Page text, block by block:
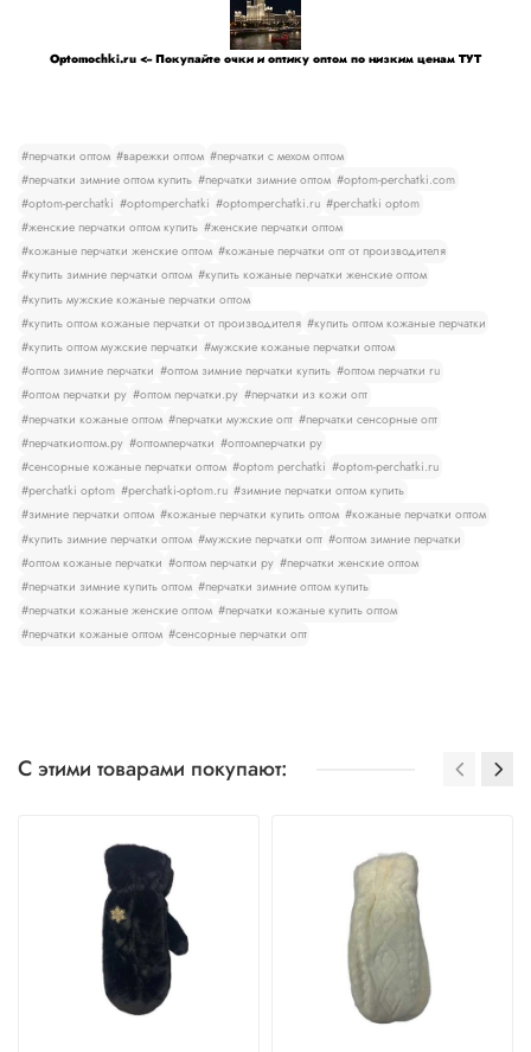
Optomochki.ru <-- Покупайте очки и оптику оптом по низким ценам ТУТ
#перчатки оптом #варежки оптом #перчатки с мехом оптом
#перчатки зимние оптом купить #перчатки зимние оптом #optom-perchatki.com
#optom-perchatki #optomperchatki #optomperchatki.ru #perchatki optom
#женские перчатки оптом купить #женские перчатки оптом
#кожаные перчатки женские оптом #кожаные перчатки опт от производителя
#купить зимние перчатки оптом #купить кожаные перчатки женские оптом
#купить мужские кожаные перчатки оптом
#купить оптом кожаные перчатки от производителя #купить оптом кожаные перчатки
#купить оптом мужские перчатки #мужские кожаные перчатки оптом
#оптом зимние перчатки #оптом зимние перчатки купить #оптом перчатки ru
#оптом перчатки ру #оптом перчатки.ру #перчатки из кожи опт
#перчатки кожаные оптом #перчатки мужские опт #перчатки сенсорные опт
#перчаткиоптом.ру #оптомперчатки #оптомперчатки ру
#сенсорные кожаные перчатки оптом #optom perchatki #optom-perchatki.ru
#perchatki optom #perchatki-optom.ru #зимние перчатки оптом купить
#зимние перчатки оптом #кожаные перчатки купить оптом #кожаные перчатки оптом
#купить зимние перчатки оптом #мужские перчатки опт #оптом зимние перчатки
#оптом кожаные перчатки #оптом перчатки ру #перчатки женские оптом
#перчатки зимние купить оптом #перчатки зимние оптом купить
#перчатки кожаные женские оптом #перчатки кожаные купить оптом
#перчатки кожаные оптом #сенсорные перчатки опт
С этими товарами покупают: